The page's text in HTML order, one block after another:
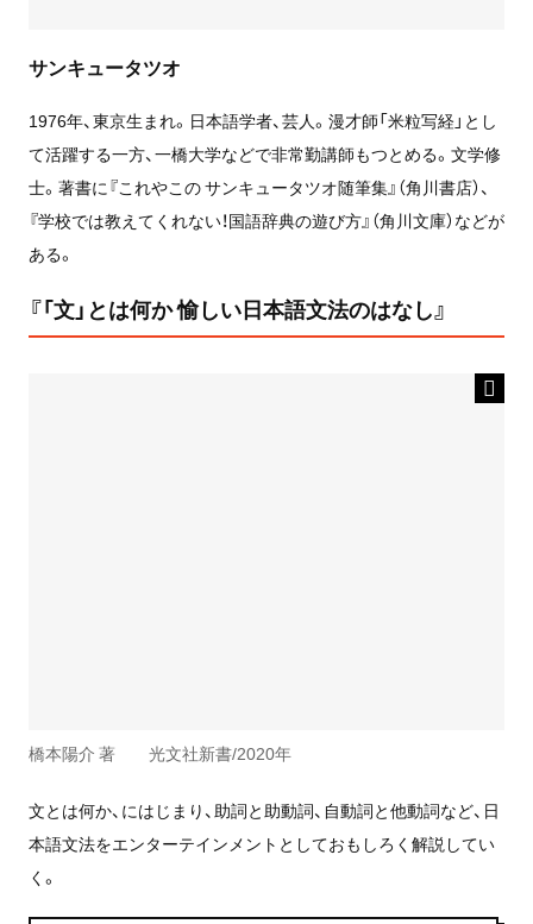
サンキュータツオ
1976年、東京生まれ。日本語学者、芸人。漫才師「米粒写経」とし
て活躍する一方、一橋大学などで非常勤講師もつとめる。文学修
士。著書に『これやこの サンキュータツオ随筆集』（角川書店）、
『学校では教えてくれない！国語辞典の遊び方』（角川文庫）などが
ある。
『「文」とは何か 愉しい日本語文法のはなし』
橋本陽介 著 光文社新書/2020年
文とは何か、にはじまり、助詞と助動詞、自動詞と他動詞など、日
本語文法をエンターテインメントとしておもしろく解説してい
く。